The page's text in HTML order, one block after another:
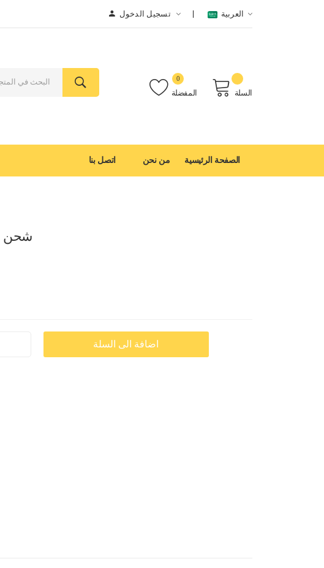
تسجيل الدخول العربية
المفضلة
0
السلة
الصفحة الرئيسية من نحن اتصل بنا
شحن ٥ ريال للطالب
اضافة الى السلة